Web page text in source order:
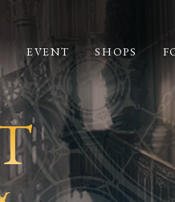
EVENT SHOPS